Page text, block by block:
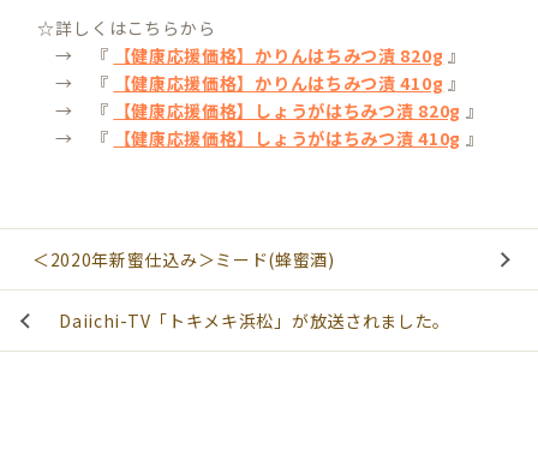
☆詳しくはこちらから
→ 『
【健康応援価格】かりんはちみつ漬 820g 』
→ 『
【健康応援価格】かりんはちみつ漬 410g 』
→ 『
【健康応援価格】しょうがはちみつ漬 820g 』
→ 『
【健康応援価格】しょうがはちみつ漬 410g 』
＜2020年新蜜仕込み＞ミード(蜂蜜酒)
Daiichi-TV「トキメキ浜松」が放送されました。